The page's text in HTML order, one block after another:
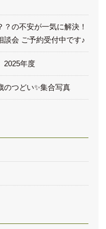
の不安が一気に解決！
談会 ご予約受付中です♪
年度
のつどい✨集合写真